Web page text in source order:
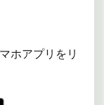
ホアプリをリ